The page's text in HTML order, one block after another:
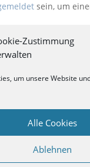
Zustimmung
um unsere Website
Alle Cookies
Ablehnen
sein, um
49090 Osnabrück